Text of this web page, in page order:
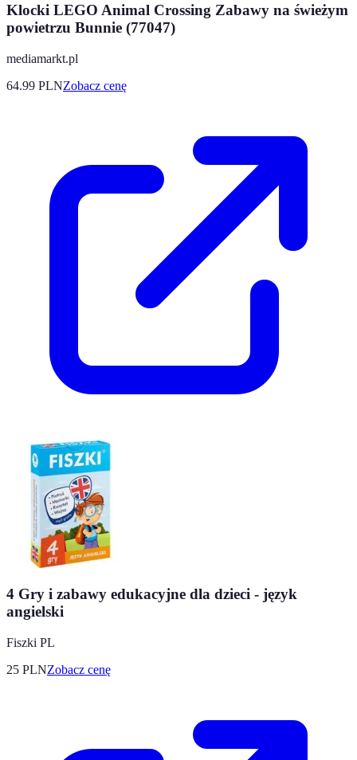
Klocki LEGO Animal Crossing Zabawy na świeżym
powietrzu Bunnie (77047)
mediamarkt.pl
64.99 PLNZobacz cenę
4 Gry i zabawy edukacyjne dla dzieci - język
angielski
Fiszki PL
25 PLNZobacz cenę